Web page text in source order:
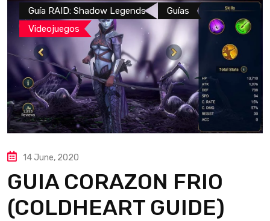
Guía RAID: Shadow Legends
Guías
Videojuegos
14 June, 2020
GUIA CORAZON FRIO
(COLDHEART GUIDE)